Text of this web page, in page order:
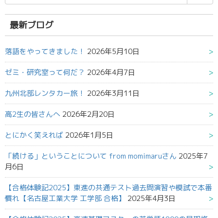
結
果:
最新ブログ
落語をやってきました！ 2026年5月10日
ゼミ・研究室って何だ？ 2026年4月7日
九州北部レンタカー旅！ 2026年3月11日
高2生の皆さんへ 2026年2月20日
とにかく笑えれば 2026年1月5日
「続ける」ということについて from momimaruさん 2025年7
月6日
【合格体験記2025】東進の共通テスト過去問演習や模試で本番
慣れ【名古屋工業大学 工学部 合格】
2025年4月3日